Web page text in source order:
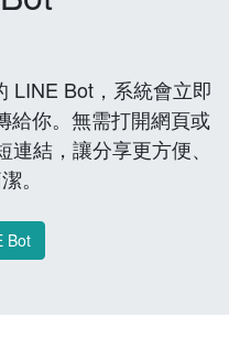
LINE Bot，系統會立即
給你。無需打開網頁或
結，讓分享更方便、
。
Bot